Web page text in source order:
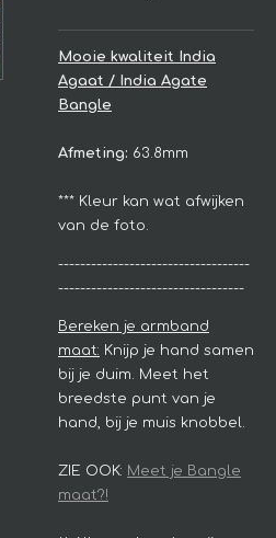
Mooie kwaliteit India
Agaat / India Agate
Bangle
Afmeting: 63.8mm
*** Kleur kan wat afwijken
van de foto.
-----------------------------------
----------------------------------
Bereken je armband
maat: Knijp je hand samen
bij je duim. Meet het
breedste punt van je
hand, bij je muis knobbel.
ZIE OOK: Meet je Bangle
maat?!